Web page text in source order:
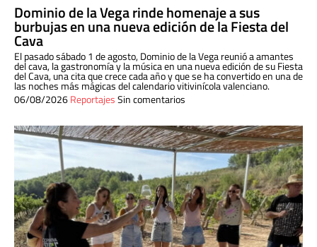
Dominio de la Vega rinde homenaje a sus
burbujas en una nueva edición de la Fiesta del
Cava
El pasado sábado 1 de agosto, Dominio de la Vega reunió a amantes
del cava, la gastronomía y la música en una nueva edición de su Fiesta
del Cava, una cita que crece cada año y que se ha convertido en una de
las noches más mágicas del calendario vitivinícola valenciano.
06/08/2026ReportajesSin comentarios